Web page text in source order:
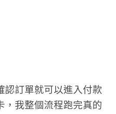
訂單就可以進入付款
，我整個流程跑完真的